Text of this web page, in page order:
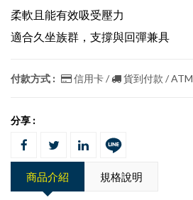
柔軟且能有效吸受壓力
適合久坐族群，支撐與回彈兼具
付款方式 : 信用卡 / 貨到付款 / ATM
分享 :
商品介紹 規格說明